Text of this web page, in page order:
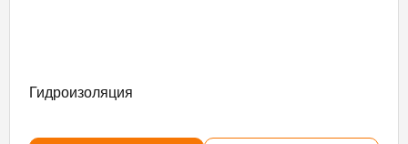
Гидроизоляция